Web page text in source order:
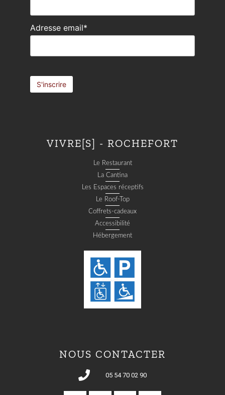
Adresse email*
VIVRE[S] - ROCHEFORT
Le Restaurant
La Cantina
Les Espaces réceptifs
Le Roof-Top
Coffrets-cadeaux
Accessibilité
Hébergement
NOUS CONTACTER
05 54 70 02 90